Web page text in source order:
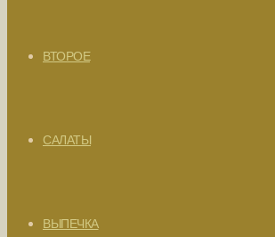
ВТОРОЕ
САЛАТЫ
ВЫПЕЧКА